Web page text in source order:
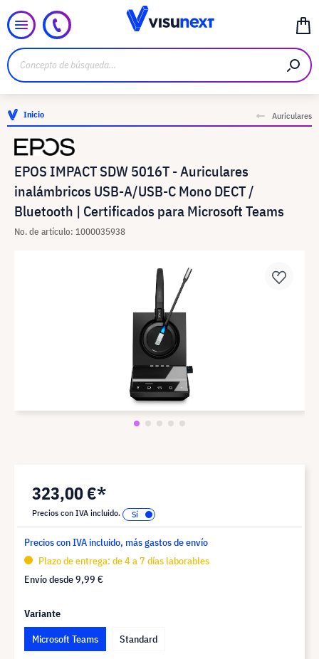
Inicio Auriculares
EPOS IMPACT SDW 5016T - Auriculares
inalámbricos USB-A/USB-C Mono DECT /
Bluetooth | Certificados para Microsoft Teams
No. de artículo: 1000035938
323,00 €*
Precios con IVA incluido.
Precios con IVA incluido, más gastos de envío
Plazo de entrega: de 4 a 7 días laborables
Envío desde9,99 €
Variante
Microsoft Teams
Standard